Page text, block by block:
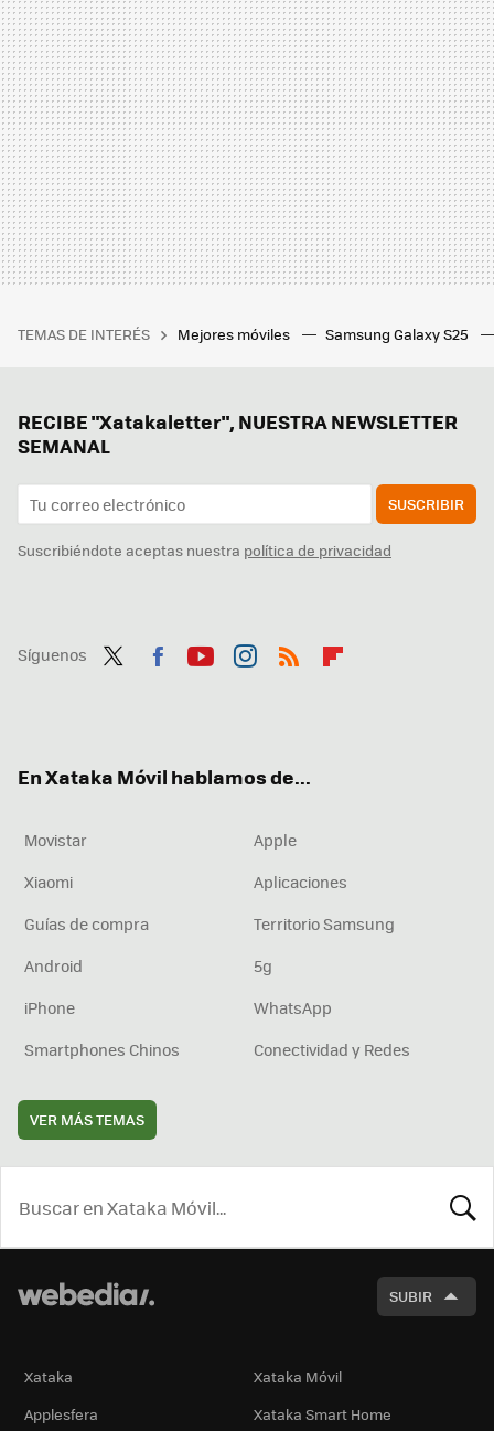
TEMAS DE INTERÉS Mejores móviles Samsung Galaxy S25
RECIBE "Xatakaletter", NUESTRA NEWSLETTER
SEMANAL
SUSCRIBIR
Suscribiéndote aceptas nuestra política de privacidad
Síguenos
En Xataka Móvil hablamos de...
Movistar
Apple
Xiaomi
Aplicaciones
Guías de compra
Territorio Samsung
Android
5g
iPhone
WhatsApp
Smartphones Chinos
Conectividad y Redes
VER MÁS TEMAS
SUBIR
Xataka
Xataka Móvil
Applesfera
Xataka Smart Home